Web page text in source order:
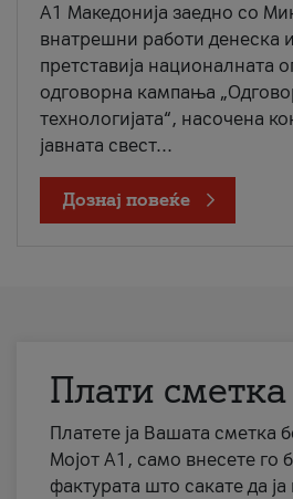
A1 Македонија заедно со
внатрешни работи денеска
претставија националната
одговорна кампања
технологијата“, насочена
јавната свест...
Дознај повеќе
Плати сметка
Платете ја Вашата сметка
Мојот А1, само внесете го
фактурата што сакате да ја